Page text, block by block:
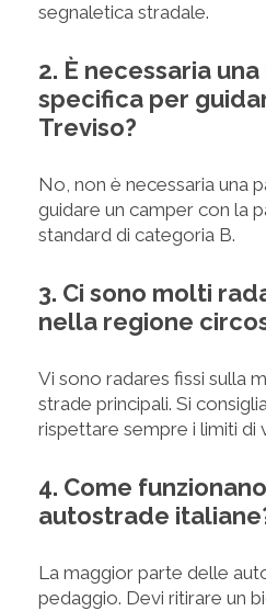
segnaletica stradale.
2. È necessaria
specifica per
Treviso?
No, non è necessaria una
guidare un camper con la
standard di categoria B.
3. Ci sono molti
nella regione
Vi sono radares fissi sulla
strade principali. Si
rispettare sempre i limiti di
4. Come
autostrade
La maggior parte delle
pedaggio. Devi ritirare un